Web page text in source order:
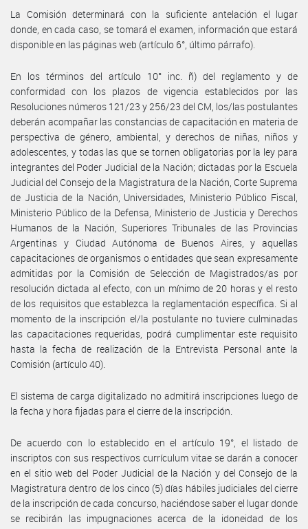
La Comisión determinará con la suficiente antelación el lugar
donde, en cada caso, se tomará el examen, información que estará
disponible en las páginas web (artículo 6°, último párrafo).
En los términos del artículo 10° inc. ñ) del reglamento y de
conformidad con los plazos de vigencia establecidos por las
Resoluciones números 121/23 y 256/23 del CM, los/las postulantes
deberán acompañar las constancias de capacitación en materia de
perspectiva de género, ambiental, y derechos de niñas, niños y
adolescentes, y todas las que se tornen obligatorias por la ley para
integrantes del Poder Judicial de la Nación; dictadas por la Escuela
Judicial del Consejo de la Magistratura de la Nación, Corte Suprema
de Justicia de la Nación, Universidades, Ministerio Público Fiscal,
Ministerio Público de la Defensa, Ministerio de Justicia y Derechos
Humanos de la Nación, Superiores Tribunales de las Provincias
Argentinas y Ciudad Autónoma de Buenos Aires, y aquellas
capacitaciones de organismos o entidades que sean expresamente
admitidas por la Comisión de Selección de Magistrados/as por
resolución dictada al efecto, con un mínimo de 20 horas y el resto
de los requisitos que establezca la reglamentación específica. Si al
momento de la inscripción el/la postulante no tuviere culminadas
las capacitaciones requeridas, podrá cumplimentar este requisito
hasta la fecha de realización de la Entrevista Personal ante la
Comisión (artículo 40).
El sistema de carga digitalizado no admitirá inscripciones luego de
la fecha y hora fijadas para el cierre de la inscripción.
De acuerdo con lo establecido en el artículo 19°, el listado de
inscriptos con sus respectivos currículum vitae se darán a conocer
en el sitio web del Poder Judicial de la Nación y del Consejo de la
Magistratura dentro de los cinco (5) días hábiles judiciales del cierre
de la inscripción de cada concurso, haciéndose saber el lugar donde
se recibirán las impugnaciones acerca de la idoneidad de los